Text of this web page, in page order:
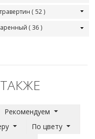
( 52 )
( 36 )
Рекомендуем
По цвету